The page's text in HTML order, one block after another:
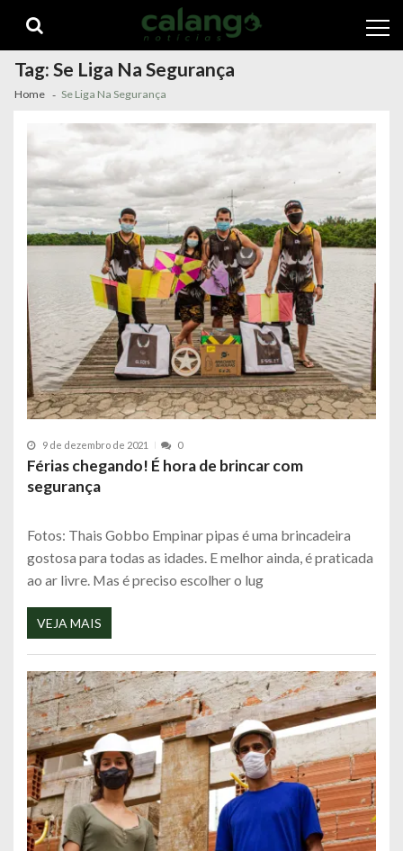
navigation
content
Tag:Se Liga Na Segurança
Home Se Liga Na Segurança
9 de dezembro de 2021 0
Férias chegando! É hora de brincar com
segurança
Fotos: Thais Gobbo Empinar pipas é uma brincadeira
gostosa para todas as idades. E melhor ainda, é praticada
ao ar livre. Mas é preciso escolher o lug
VEJA MAIS